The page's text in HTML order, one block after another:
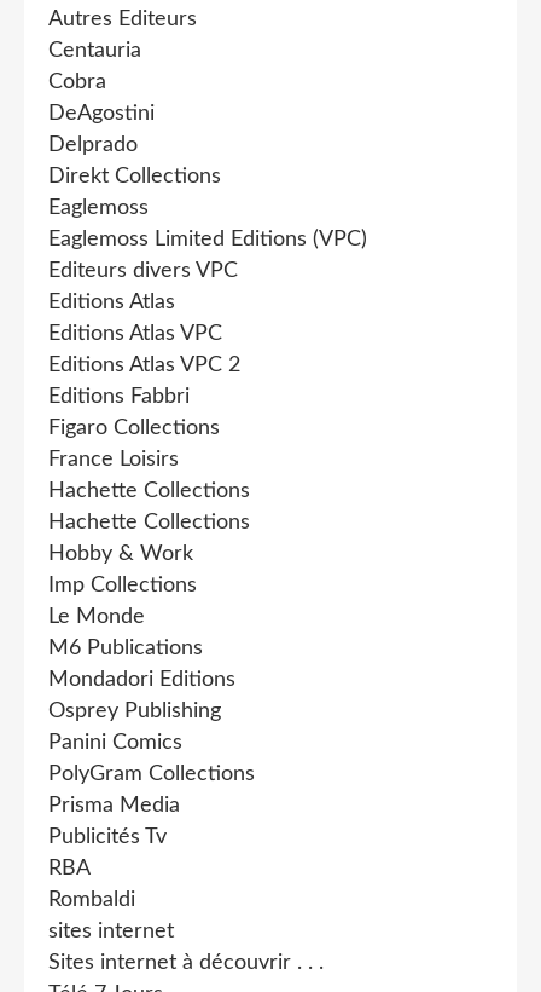
Autres Editeurs
Centauria
Cobra
DeAgostini
Delprado
Direkt Collections
Eaglemoss
Eaglemoss Limited Editions (VPC)
Editeurs divers VPC
Editions Atlas
Editions Atlas VPC
Editions Atlas VPC 2
Editions Fabbri
Figaro Collections
France Loisirs
Hachette Collections
Hachette Collections
Hobby & Work
Imp Collections
Le Monde
M6 Publications
Mondadori Editions
Osprey Publishing
Panini Comics
PolyGram Collections
Prisma Media
Publicités Tv
RBA
Rombaldi
sites internet
Sites internet à découvrir . . .